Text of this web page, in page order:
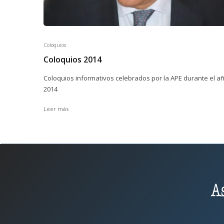
Coloquios
Coloquios 2014
Coloquios informativos celebrados por la APE durante el
2014
Leer más